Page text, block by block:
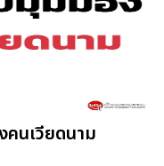
นเวียดนาม